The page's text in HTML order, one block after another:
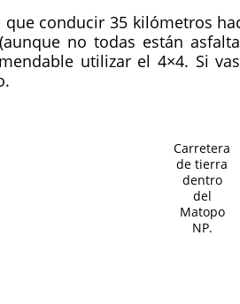
que conducir 35 kilómetros
no todas están
utilizar el 4×4. Si
Carretera
de tierra
dentro
del
Matopo
NP.